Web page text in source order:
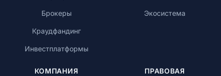
Брокеры
Краудфандинг
Инвестплатформы
Экосистема
КОМПАНИЯ
ПРАВОВАЯ